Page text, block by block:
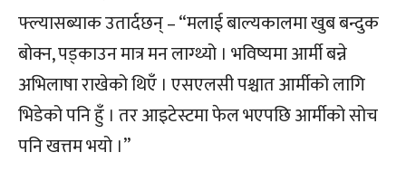
फ्ल्यासब्याक उतार्दछन् – “मलाई बाल्यकालमा खुब बन्दुक
बोक्न, पड्काउन मात्र मन लाग्थ्यो । भविष्यमा आर्मी बन्ने
अभिलाषा राखेको थिएँ । एसएलसी पश्चात आर्मीको लागि
भिडेको पनि हुँ । तर आइटेस्टमा फेल भएपछि आर्मीको सोच
पनि खत्तम भयो ।”